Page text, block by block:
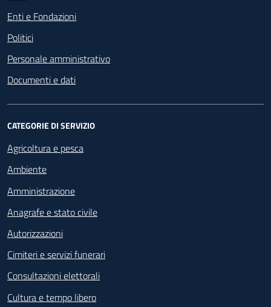
Enti e Fondazioni
Politici
Personale amministrativo
Documenti e dati
CATEGORIE DI SERVIZIO
Agricoltura e pesca
Ambiente
Amministrazione
Anagrafe e stato civile
Autorizzazioni
Cimiteri e servizi funerari
Consultazioni elettorali
Cultura e tempo libero